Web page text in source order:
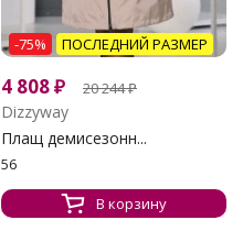
-75% ПОСЛЕДНИЙ РАЗМЕР
4 808₽ 20 244₽
Dizzyway
Плащ демисезонн...
56
В корзину